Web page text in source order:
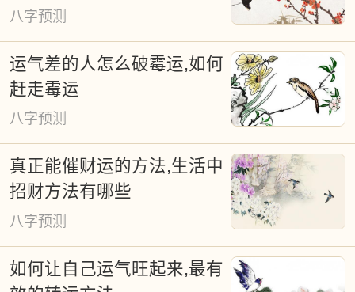
八字预测
运气差的人怎么破霉运,如何
赶走霉运
八字预测
真正能催财运的方法,生活中
招财方法有哪些
八字预测
如何让自己运气旺起来,最有